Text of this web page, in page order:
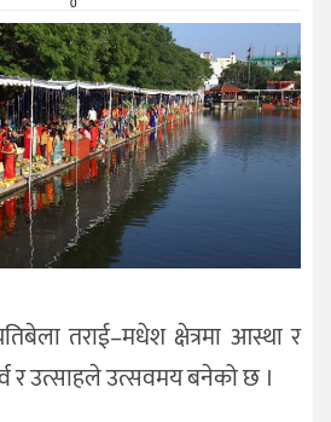
0
तराई–मधेश क्षेत्रमा आस्था र
र उत्साहले उत्सवमय बनेको छ ।